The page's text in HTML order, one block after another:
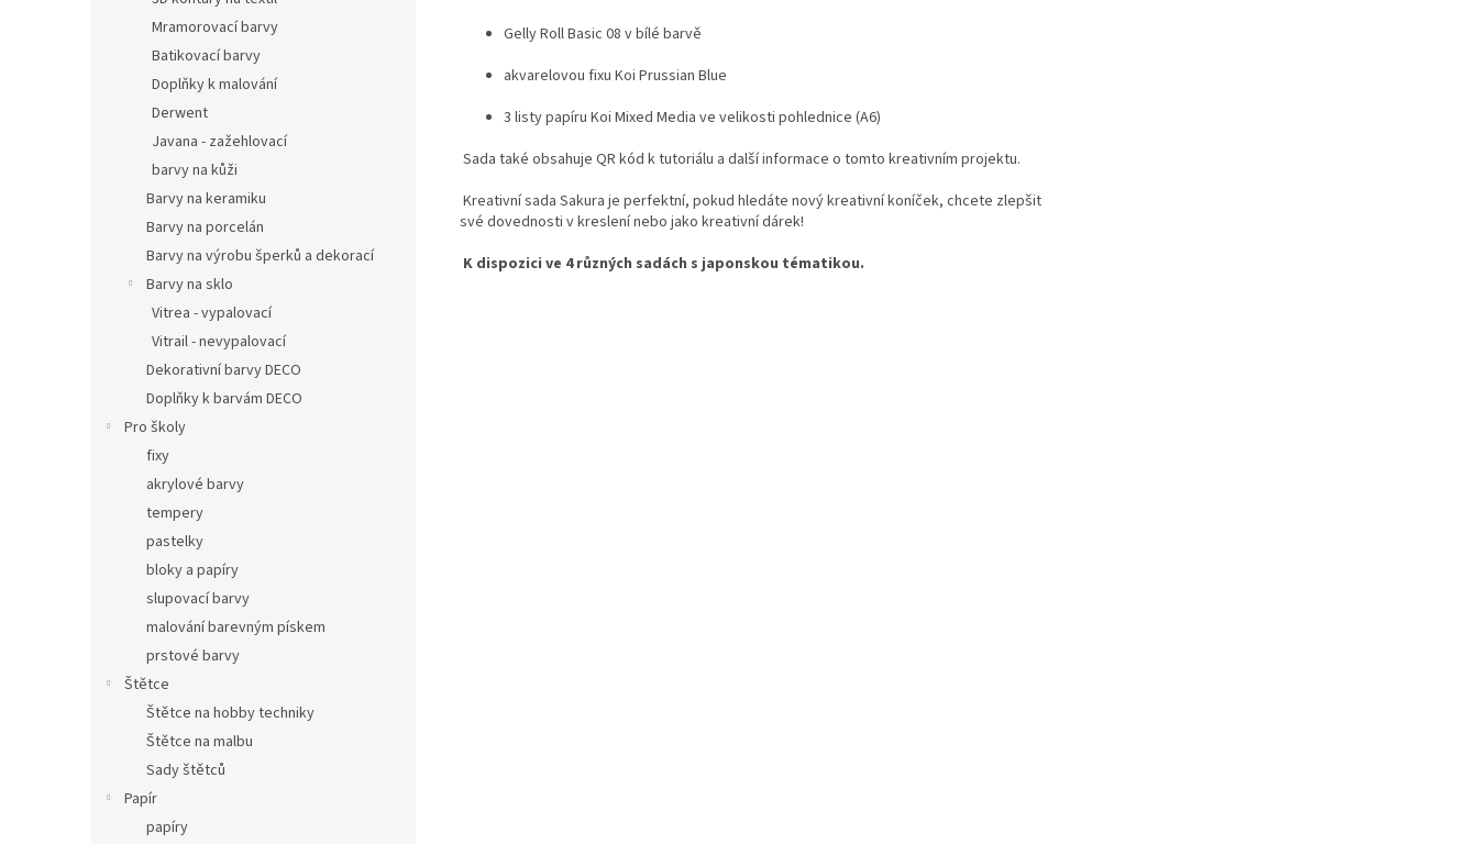
Mramorovací barvy
Batikovací barvy
Doplňky k malování
Derwent
Javana - zažehlovací
barvy na kůži
Barvy na keramiku
Barvy na porcelán
Barvy na výrobu šperků a dekorací
Barvy na sklo
Vitrea - vypalovací
Vitrail - nevypalovací
Dekorativní barvy DECO
Doplňky k barvám DECO
Pro školy
fixy
akrylové barvy
tempery
pastelky
bloky a papíry
slupovací barvy
malování barevným pískem
prstové barvy
Štětce
Štětce na hobby techniky
Štětce na malbu
Sady štětců
Papír
papíry
Gelly Roll Basic 08 v bílé barvě
akvarelovou fixu Koi Prussian Blue
3 listy papíru Koi Mixed Media ve velikosti pohlednice (A6)
Sada také obsahuje QR kód k tutoriálu a další informace o tomto kreativním projektu.
Kreativní sada Sakura je perfektní, pokud hledáte nový kreativní koníček, chcete zlepšit
své dovednosti v kreslení nebo jako kreativní dárek!
K dispozici ve 4 různých sadách s japonskou tématikou.